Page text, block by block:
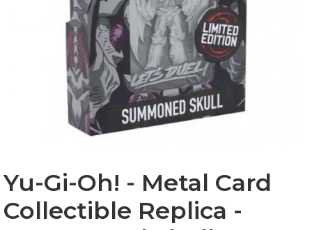
Yu-Gi-Oh! - Metal Card
Collectible Replica -